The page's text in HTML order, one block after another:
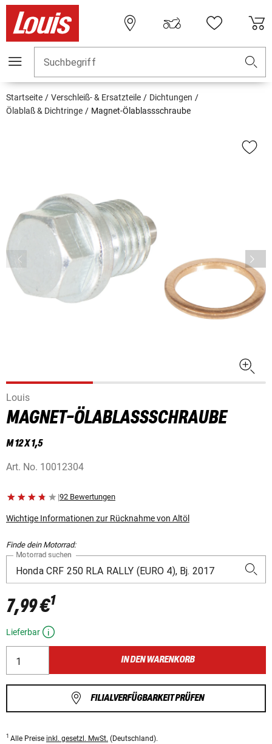
Suchbegriff
Startseite Verschleiß- & Ersatzteile
Dichtungen
Ölablaß & Dichtringe
Magnet-Ölablassschraube
Louis
MAGNET-ÖLABLASSSCHRAUBE
M 12 X 1,5
Art. No. 10012304
|92 Bewertungen
Wichtige Informationen zur Rücknahme von Altöl
Finde dein Motorrad:
Motorrad suchen
7,99 €1
Lieferbar
IN DEN WARENKORB
FILIALVERFÜGBARKEIT PRÜFEN
1 Alle Preise inkl. gesetzl. MwSt. (Deutschland).